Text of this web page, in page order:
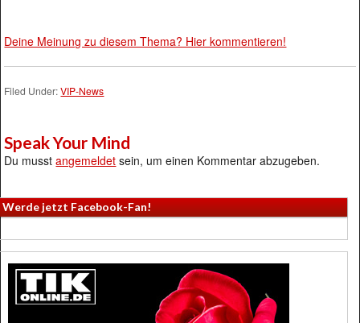
Deine Meinung zu diesem Thema? Hier kommentieren!
Filed Under:VIP-News
Speak Your Mind
Du musstangemeldet sein, um einen Kommentar abzugeben.
Werde jetzt Facebook-Fan!